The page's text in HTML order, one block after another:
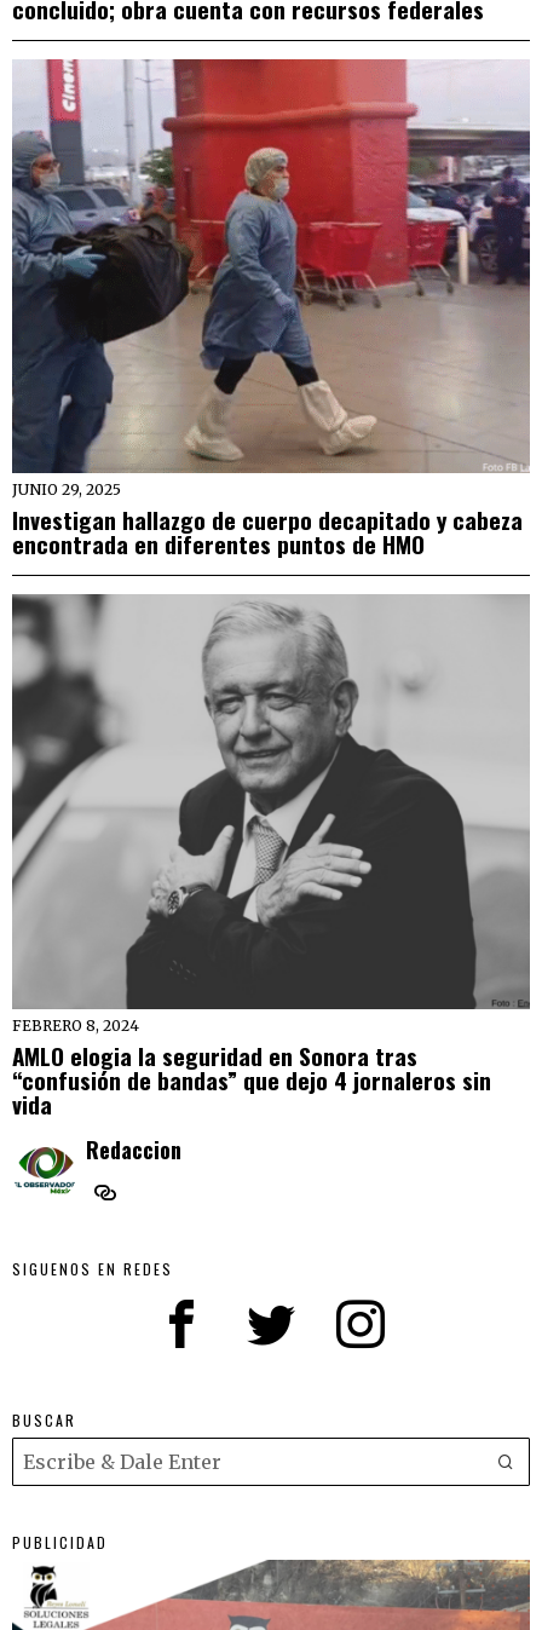
concluido; obra cuenta con recursos federales
JUNIO 29, 2025
Investigan hallazgo de cuerpo decapitado y cabeza
encontrada en diferentes puntos de HMO
FEBRERO 8, 2024
AMLO elogia la seguridad en Sonora tras
“confusión de bandas” que dejo 4 jornaleros sin
vida
Redaccion
SIGUENOS EN REDES
BUSCAR
PUBLICIDAD